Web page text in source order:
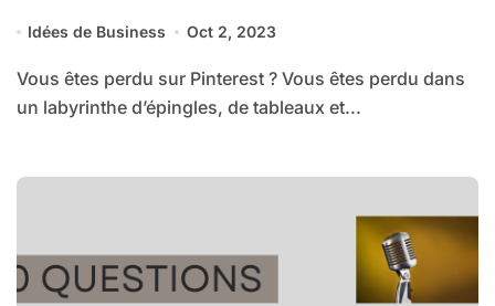
Idées de Business Oct 2, 2023
Vous êtes perdu sur Pinterest ? Vous êtes perdu dans
un labyrinthe d’épingles, de tableaux et...